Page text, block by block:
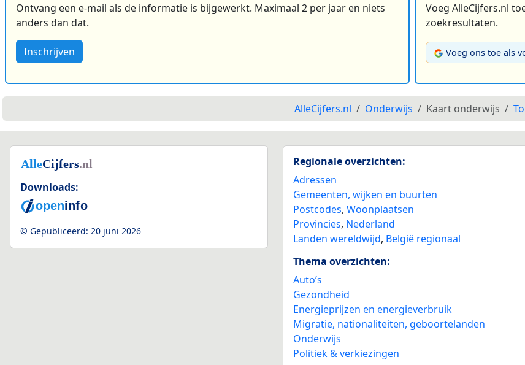
2
Ontvang een e-mail als de informatie is bijgewerkt. Maximaal 2 per jaar en niets
anders dan dat.
Inschrijven
Voeg AlleCijfers.nl
zoekresultaten.
Voeg ons toe als
AlleCijfers.nl Onderwijs Kaart onderwijs
Downloads:
© Gepubliceerd: 20 juni 2026
Regionale overzichten:
Adressen
Gemeenten, wijken en buurten
Postcodes,Woonplaatsen
Provincies, Nederland
Landen wereldwijd, België regionaal
Thema overzichten:
Auto’s
Gezondheid
Energieprijzen en energieverbruik
Migratie, nationaliteiten, geboortelanden
Onderwijs
Politiek & verkiezingen